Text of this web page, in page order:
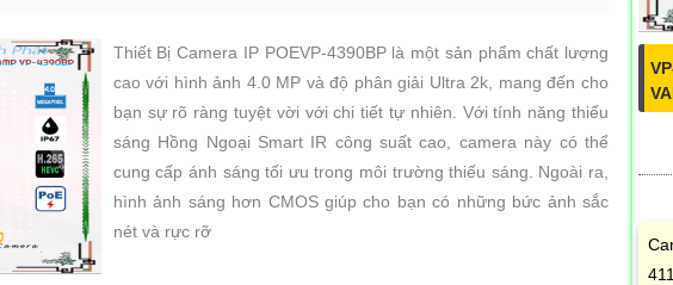
Thiết Bị Camera IP POEVP-4390BP là một sản phẩm chất lượng
cao với hình ảnh 4.0 MP và độ phân giải Ultra 2k, mang đến cho
bạn sự rõ ràng tuyệt vời với chi tiết tự nhiên. Với tính năng thiếu
sáng Hồng Ngoại Smart IR công suất cao, camera này có thể
cung cấp ánh sáng tối ưu trong môi trường thiếu sáng. Ngoài ra,
hình ảnh sáng hơn CMOS giúp cho bạn có những bức ảnh sắc
nét và rực rỡ